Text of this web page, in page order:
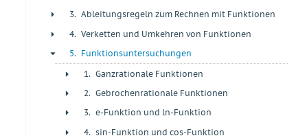
+ 3. Ableitungsregeln zum Rechnen mit Funktionen
+ 4. Verketten und Umkehren von Funktionen
- 5. Funktionsuntersuchungen
+ 1. Ganzrationale Funktionen
+ 2. Gebrochenrationale Funktionen
+ 3. e-Funktion und ln-Funktion
+ 4. sin-Funktion und cos-Funktion